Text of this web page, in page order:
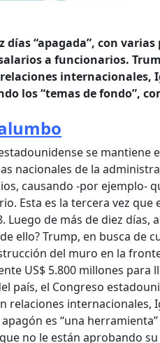
“apagada”, con varias
a funcionarios.
internacionales,
los “temas de fondo”,
se mantiene
nacionales de la
causando -por ejemplo-
Esta es la tercera vez que
de más de diez días,
ello? Trump, en busca de
del muro en la
US$ 5.800 millones para
país, el Congreso
relaciones internacionales,
es “una
no le están aprobando